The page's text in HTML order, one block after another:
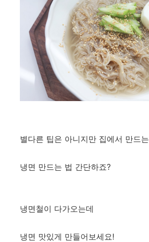
​별다른 팁은 아니지만 집에서 만드는
냉면 만드는 법 간단하죠?
냉면철이 다가오는데
냉면 맛있게 만들어보세요!